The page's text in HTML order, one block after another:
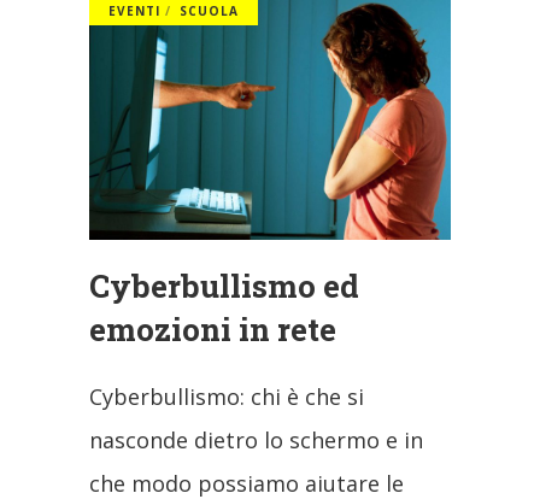
EVENTI SCUOLA
Cyberbullismo ed
emozioni in rete
Cyberbullismo: chi è che si
nasconde dietro lo schermo e in
che modo possiamo aiutare le